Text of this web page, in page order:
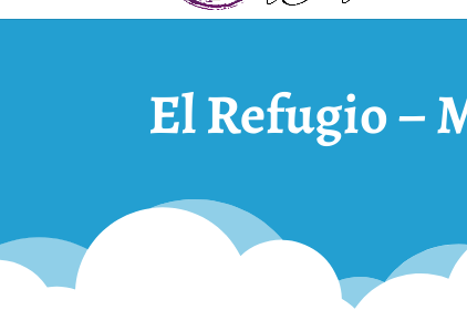
El Refugio –